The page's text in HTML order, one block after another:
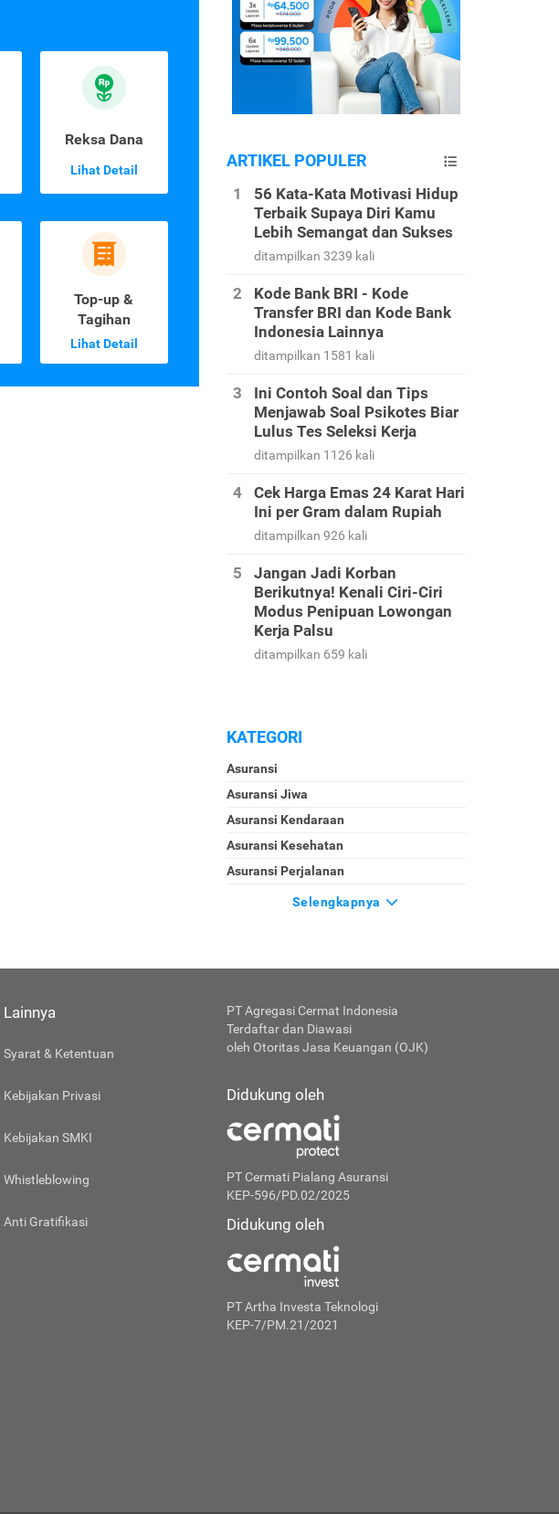
Reksa Dana
Lihat Detail
Top-up &
Tagihan
Lihat Detail
ARTIKEL POPULER
56 Kata-Kata Motivasi Hidup
Terbaik Supaya Diri Kamu
Lebih Semangat dan Sukses
ditampilkan 3239 kali
Kode Bank BRI - Kode
Transfer BRI dan Kode Bank
Indonesia Lainnya
ditampilkan 1581 kali
Ini Contoh Soal dan Tips
Menjawab Soal Psikotes Biar
Lulus Tes Seleksi Kerja
ditampilkan 1126 kali
Cek Harga Emas 24 Karat Hari
Ini per Gram dalam Rupiah
ditampilkan 926 kali
Jangan Jadi Korban
Berikutnya! Kenali Ciri-Ciri
Modus Penipuan Lowongan
Kerja Palsu
ditampilkan 659 kali
KATEGORI
Asuransi
Asuransi Jiwa
Asuransi Kendaraan
Asuransi Kesehatan
Asuransi Perjalanan
Selengkapnya
Lainnya
Syarat & Ketentuan
Kebijakan Privasi
Kebijakan SMKI
Whistleblowing
Anti Gratifikasi
PT Agregasi Cermat Indonesia
Terdaftar dan Diawasi
oleh Otoritas Jasa Keuangan (OJK)
Didukung oleh
PT Cermati Pialang Asuransi
KEP-596/PD.02/2025
Didukung oleh
PT Artha Investa Teknologi
KEP-7/PM.21/2021